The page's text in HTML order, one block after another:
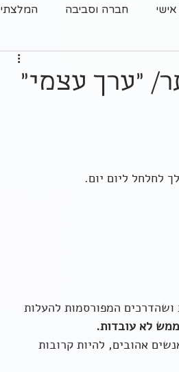
חברה וסביבה המלצתי
"ערך עצמי"
לחלחל ליום יום.
ושהדרכים המפורסמות להעלות
לא עובדות.
אהובים, להיות קרובות